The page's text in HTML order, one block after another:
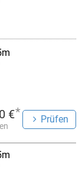
€*
Prüfen